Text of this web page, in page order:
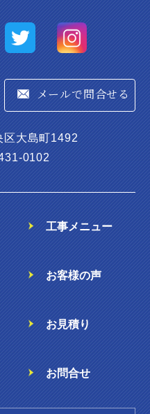
区大島町1492
0102
工事メニュー
お客様の声
お見積り
お問合せ